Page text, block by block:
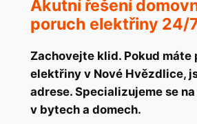
Akutní řešení
poruch elektřiny 24/
Zachovejte klid. Pokud máte
elektřiny v Nové Hvězdlice,
adrese. Specializujeme se
v bytech a domech.